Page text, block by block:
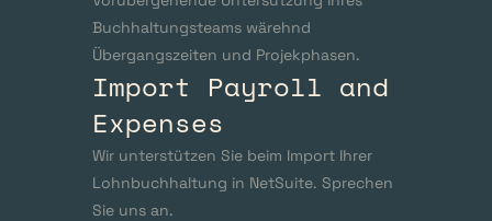
Buchhaltungsteams wärehnd
Übergangszeiten und Projekphasen.
Import Payroll and
Expenses
Wir unterstützen Sie beim Import Ihrer
Lohnbuchhaltung in NetSuite. Sprechen
Sie uns an.